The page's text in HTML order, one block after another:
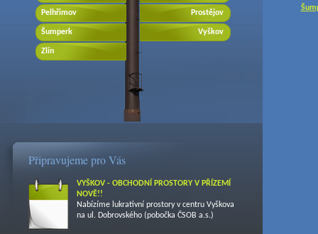
Pelhřimov Prostějov
Šumperk Vyškov
Zlín
Připravujeme pro Vás
VYŠKOV - OBCHODNÍ PROSTORY V PŘÍZEMÍ
NOVĚ!!
Nabízíme lukrativní prostory v centru Vyškova
na ul. Dobrovského (pobočka ČSOB a.s.)